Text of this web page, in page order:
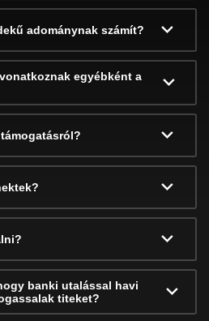
adománynak számít?
egyébként a
banki utalással havi
titeket?